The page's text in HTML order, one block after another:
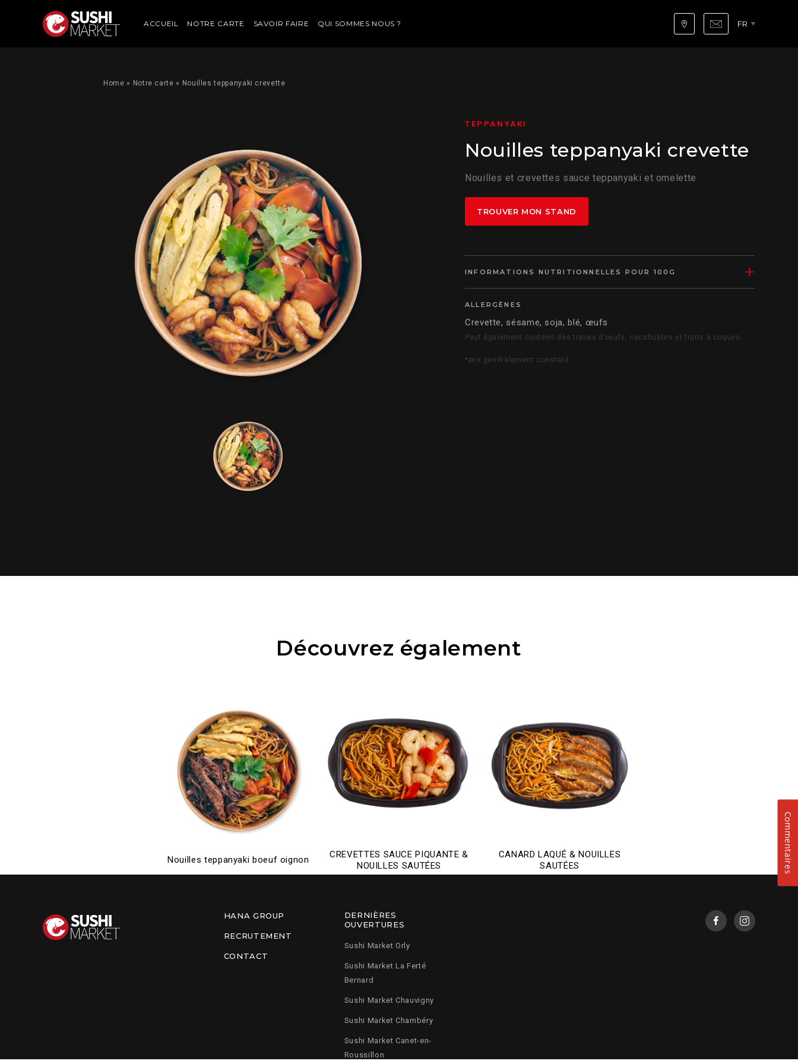
ACCUEIL NOTRE CARTE SAVOIR FAIRE QUI SOMMES NOUS ? FR
Home » Notre carte » Nouilles teppanyaki crevette
TEPPANYAKI
Nouilles teppanyaki crevette
Nouilles et crevettes sauce teppanyaki et omelette
TROUVER MON STAND
INFORMATIONS NUTRITIONNELLES POUR 100G
ALLERGÈNES
Crevette, sésame, soja, blé, œufs
Peut également contenir des traces d’oeufs, cacahuètes et fruits à coques.
*prix généralement constaté
Découvrez également
Nouilles teppanyaki boeuf oignon
CREVETTES SAUCE PIQUANTE &
NOUILLES SAUTÉES
CANARD LAQUÉ & NOUILLES
SAUTÉES
HANA GROUP
RECRUTEMENT
CONTACT
DERNIÈRES
OUVERTURES
Sushi Market Orly
Sushi Market La Ferté
Bernard
Sushi Market Chauvigny
Sushi Market Chambéry
Sushi Market Canet-en-
Roussillon
Commentaires